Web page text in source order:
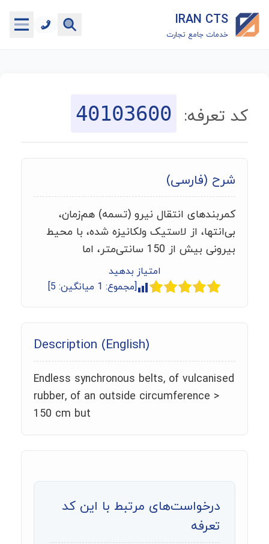
IRAN CTS
خدمات جامع تجارت
جستجوگر تعرفه گمرکی
ماشین حساب گمرکی
خدمات رایگان دیگر
کد تعرفه: 40103600
شرح (فارسی)
کمربندهای انتقال نیرو (تسمه) هم‌زمان،
بی‌انتها، از لاستیک ولکانیزه شده، با محیط
بیرونی بیش از 150 سانتی‌متر، اما
امتیاز بدهید
[مجموع: 1 میانگین: 5
]
Description (English)
Endless synchronous belts, of vulcanised
rubber, of an outside circumference >
150 cm but
درخواست‌های مرتبط با این کد
تعرفه